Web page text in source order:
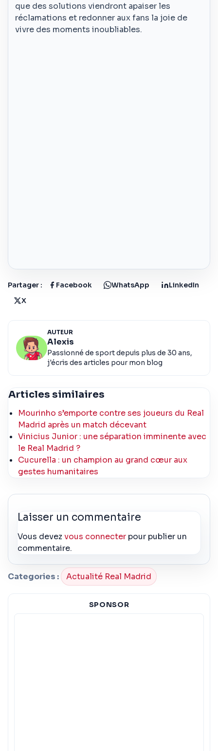
que des solutions viendront apaiser les
réclamations et redonner aux fans la joie de
vivre des moments inoubliables.
Partager : Facebook WhatsApp
LinkedIn
X
AUTEUR
Alexis
Passionné de sport depuis plus de 30 ans,
j'écris des articles pour mon blog
Articles similaires
Mourinho s’emporte contre ses joueurs du Real
Madrid après un match décevant
Vinicius Junior : une séparation imminente avec
le Real Madrid ?
Cucurella : un champion au grand cœur aux
gestes humanitaires
Laisser un commentaire
Vous devezvous connecter pour publier un
commentaire.
Categories : Actualité Real Madrid
SPONSOR